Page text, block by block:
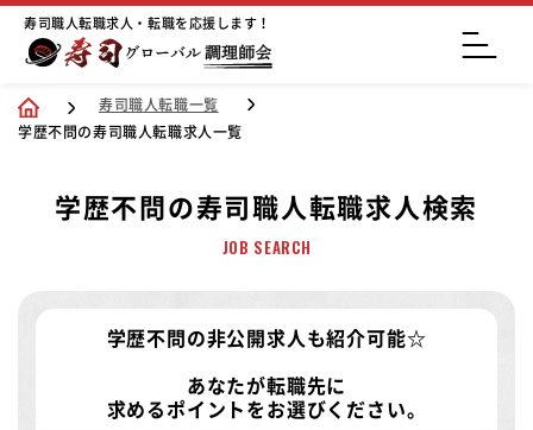
寿司職人転職求人・転職を応援します！
寿司職人転職一覧
学歴不問の寿司職人転職求人一覧
学歴不問の寿司職人転職求人検索
JOB SEARCH
学歴不問の非公開求人 も紹介可能☆
あなたが転職先に
求めるポイントをお選びください。